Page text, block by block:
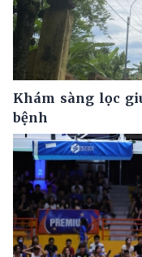
Khám sàng lọc
bệnh